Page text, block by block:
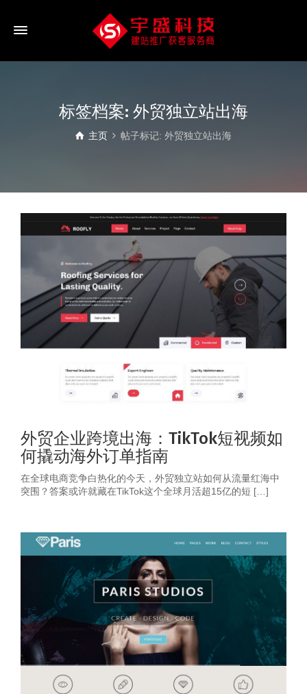
标签档案: 外贸独立站出海
主页 帖子标记: 外贸独立站出海
外贸企业跨境出海：TikTok短视频如
何撬动海外订单指南
在全球电商竞争白热化的今天，外贸独立站如何从流量红海中
突围？答案或许就藏在TikTok这个全球月活超15亿的短 […]